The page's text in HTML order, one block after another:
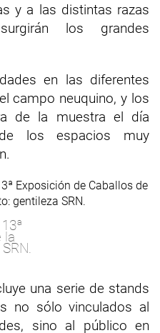
y a las distintas razas
los grandes
en las diferentes
campo neuquino, y los
de la muestra el día
los espacios muy
la
una serie de stands
no sólo vinculados al
sino al público en